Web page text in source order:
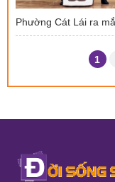
Phường Cát Lái ra
1